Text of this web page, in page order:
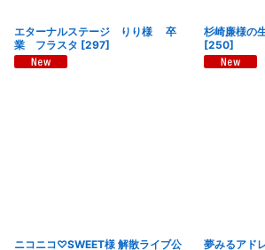
エターナルステージ りり様 卒
業 フラスタ [297]
杉崎廉様の
[250]
ニコニコ♡SWEET様 解散ライブ公
夢みるアド